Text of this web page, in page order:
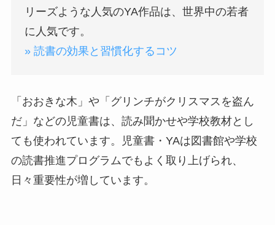
リーズような人気のYA作品は、世界中の若者
に人気です。
» 読書の効果と習慣化するコツ
「おおきな木」や「グリンチがクリスマスを盗ん
だ」などの児童書は、読み聞かせや学校教材とし
ても使われています。児童書・YAは図書館や学校
の読書推進プログラムでもよく取り上げられ、
日々重要性が増しています。